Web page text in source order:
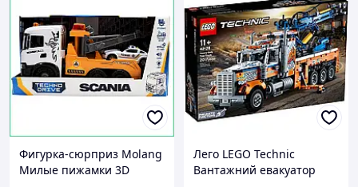
Фигурка-сюрприз Molang
Милые пижамки 3D
Лего LEGO Technic
Вантажний евакуатор